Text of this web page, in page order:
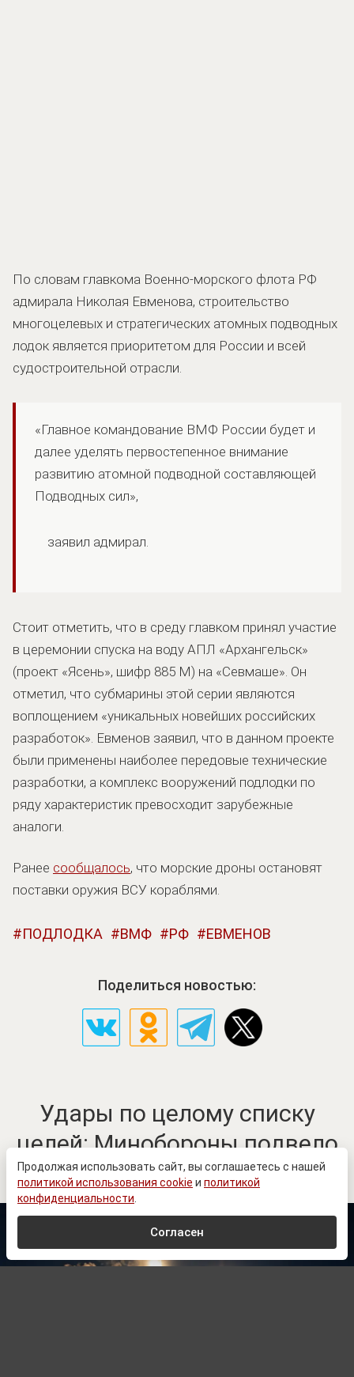
По словам главкома Военно-морского флота РФ
адмирала Николая Евменова, строительство
многоцелевых и стратегических атомных подводных
лодок является приоритетом для России и всей
судостроительной отрасли.
«Главное командование ВМФ России будет и
далее уделять первостепенное внимание
развитию атомной подводной составляющей
Подводных сил»,
заявил адмирал.
Стоит отметить, что в среду главком принял участие
в церемонии спуска на воду АПЛ «Архангельск»
(проект «Ясень», шифр 885 М) на «Севмаше». Он
отметил, что субмарины этой серии являются
воплощением «уникальных новейших российских
разработок». Евменов заявил, что в данном проекте
были применены наиболее передовые технические
разработки, а комплекс вооружений подлодки по
ряду характеристик превосходит зарубежные
аналоги.
Ранее сообщалось, что морские дроны остановят
поставки оружия ВСУ кораблями.
ПОДЛОДКА ВМФ РФ ЕВМЕНОВ
Поделиться новостью:
Удары по целому списку
целей: Минобороны подвело
недельные итоги
Продолжая использовать сайт, вы соглашаетесь с нашей
политикой использования cookie и политикой
конфиденциальности
Согласен